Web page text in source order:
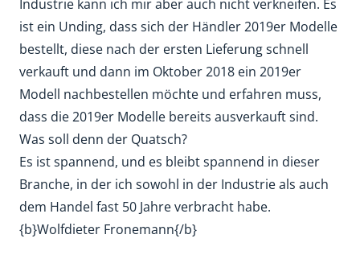
Industrie kann ich mir aber auch nicht verkneifen. Es
ist ein Unding, dass sich der Händler 2019er Modelle
bestellt, diese nach der ersten Lieferung schnell
verkauft und dann im Oktober 2018 ein 2019er
Modell nachbestellen möchte und erfahren muss,
dass die 2019er Modelle bereits ausverkauft sind.
Was soll denn der Quatsch?
Es ist spannend, und es bleibt spannend in dieser
Branche, in der ich sowohl in der Industrie als auch
dem Handel fast 50 Jahre verbracht habe.
{b}Wolfdieter Fronemann{/b}